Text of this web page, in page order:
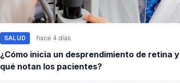
SALUD hace 4 días
¿Cómo inicia un desprendimiento de retina y
qué notan los pacientes?